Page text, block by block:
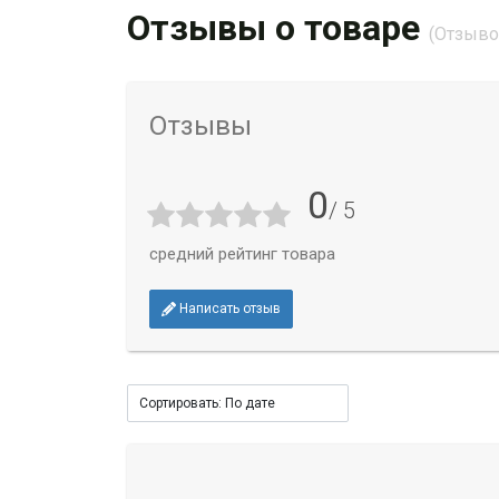
Отзывы о товаре
Отзывы
0/ 5
средний рейтинг товара
Написать отзыв